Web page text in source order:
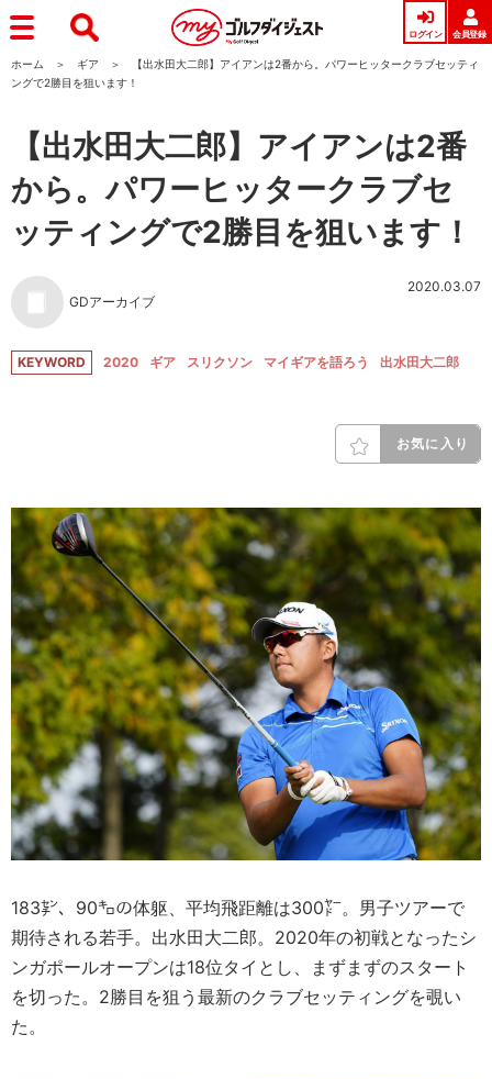
ログイン 会員登録
ホーム ギア
【出水田大二郎】アイアンは2番から。パワーヒッタークラブセッティ
ングで2勝目を狙います！
【出水田大二郎】アイアンは2番
から。パワーヒッタークラブセ
ッティングで2勝目を狙います！
GDアーカイブ
2020.03.07
KEYWORD 2020 ギア スリクソン マイギアを語ろう 出水田大二郎
お気に入り
183㌢、90㌔の体躯、平均飛距離は300㍎。男子ツアーで
期待される若手。出水田大二郎。2020年の初戦となったシ
ンガポールオープンは18位タイとし、まずまずのスタート
を切った。2勝目を狙う最新のクラブセッティングを覗い
た。